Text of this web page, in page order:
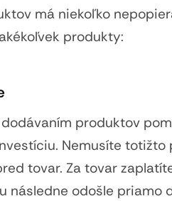
má niekoľko
produkty:
produktov
Nemusíte
tovar. Za tovar
následne odošle priamo